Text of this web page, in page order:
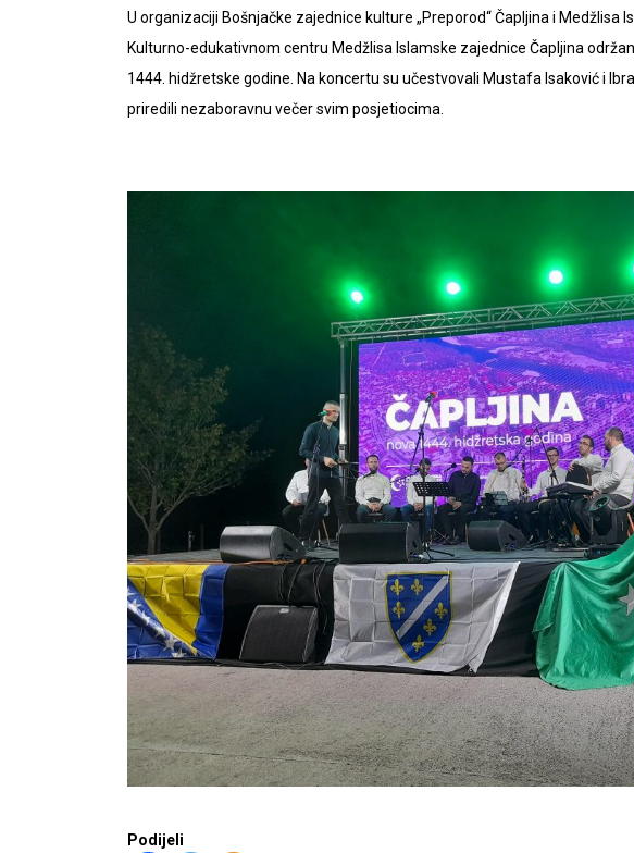
U organizaciji Bošnjačke zajednice kulture „Preporod“ Čapljina i Medžlisa
Kulturno-edukativnom centru Medžlisa Islamske zajednice Čapljina
1444. hidžretske godine. Na koncertu su učestvovali Mustafa Isaković i
priredili nezaboravnu večer svim posjetiocima.
Podijeli